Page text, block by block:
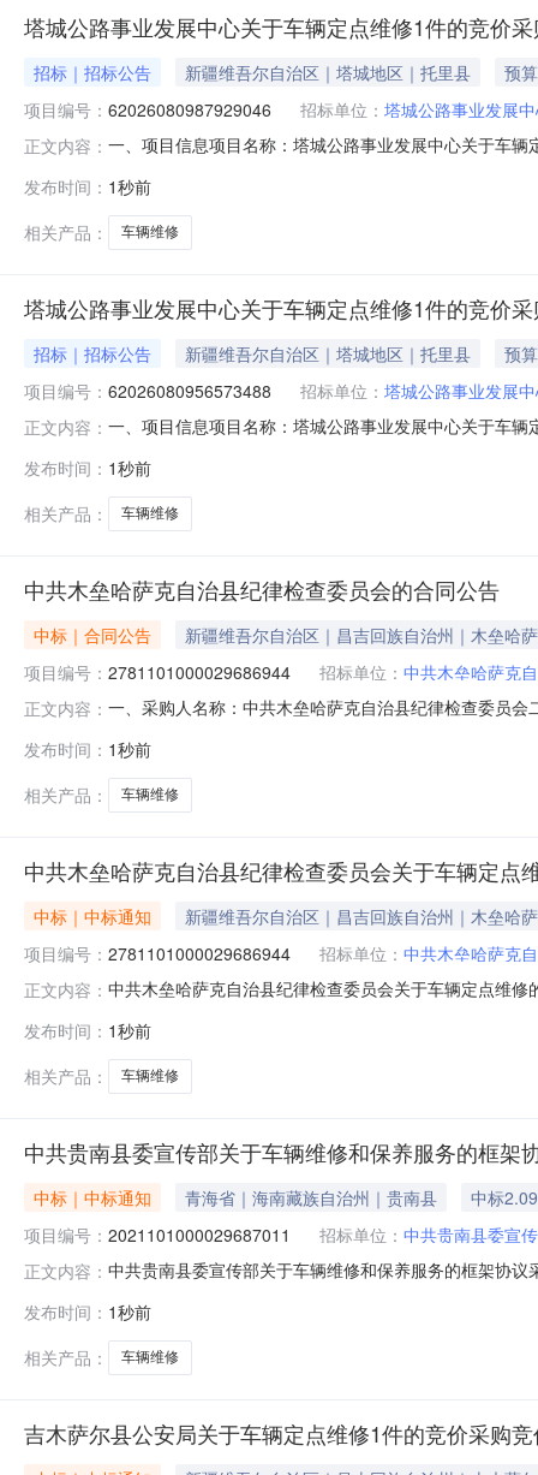
塔城公路事业发展中心关于车辆定点维修1件的竞价
招标｜招标公告 新疆维吾尔自治区｜塔城地区｜托里县
预
项目编号： 62026080987929046 招标单位： 塔城公路事业发展
正文内容： 一、项目信息项目名称：塔城公路事业发展中心关于车
量控制金额(元)意向品牌车辆定点维修核心参数要求:商
发布时间： 1秒前
相关产品：
车辆维修
塔城公路事业发展中心关于车辆定点维修1件的竞价
招标｜招标公告 新疆维吾尔自治区｜塔城地区｜托里县
预
项目编号： 62026080956573488 招标单位： 塔城公路事业发展
正文内容： 一、项目信息项目名称：塔城公路事业发展中心关于车
量控制金额(元)意向品牌车辆定点维修核心参数要求:商
发布时间： 1秒前
相关产品：
车辆维修
中共木垒哈萨克自治县纪律检查委员会的合同公告
中标｜合同公告
新疆维吾尔自治区｜昌吉回族自治州｜木垒哈
项目编号： 2781101000029686944 招标单位： 中共木垒哈萨克
正文内容： 一、采购人名称：中共木垒哈萨克自治县纪律检查委员
1.00360360服务要求或标的基本概况：七、其它事项：
发布时间： 1秒前
相关产品：
车辆维修
中共木垒哈萨克自治县纪律检查委员会关于车辆定点
中标｜中标通知
新疆维吾尔自治区｜昌吉回族自治州｜木垒哈
项目编号： 2781101000029686944 招标单位： 中共木垒哈萨克
正文内容： 中共木垒哈萨克自治县纪律检查委员会关于车辆定点维
号:采购计划金额（元）:项目所在行政区划编码:652328
发布时间： 1秒前
相关产品：
车辆维修
中共贵南县委宣传部关于车辆维修和保养服务的框架
中标｜中标通知 青海省｜海南藏族自治州｜贵南县
中标
项目编号： 2021101000029687011 招标单位： 中共贵南县委宣
正文内容： 中共贵南县委宣传部关于车辆维修和保养服务的框架协
码:632525项目所在行政区划名称:青海省海南藏族自治
发布时间： 1秒前
相关产品：
车辆维修
吉木萨尔县公安局关于车辆定点维修1件的竞价采购